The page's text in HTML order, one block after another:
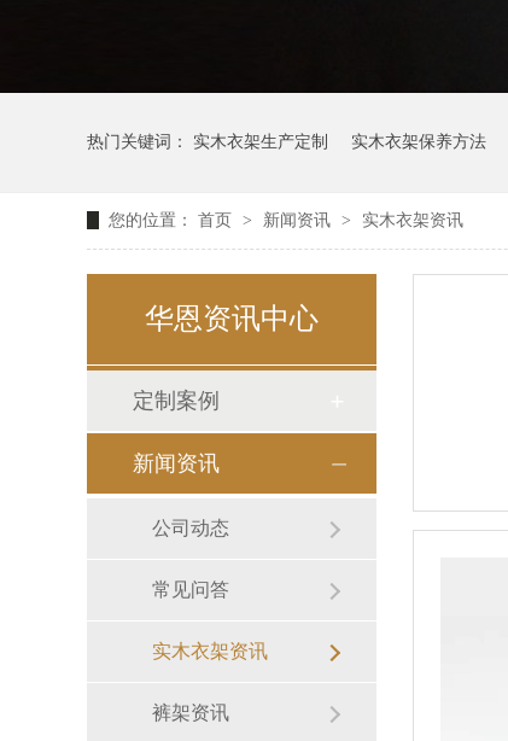
热门关键词： 实木衣架生产定制 实木衣架保养方法
您的位置： 首页 > 新闻资讯 > 实木衣架资讯
华恩资讯中心
定制案例
新闻资讯
公司动态
常见问答
实木衣架资讯
裤架资讯